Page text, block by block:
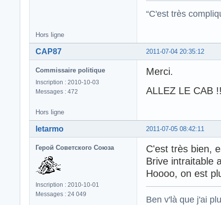
“C'est très
Hors ligne
2011-07-04 20:35:12
CAP87
Commissaire politique
Inscription : 2010-10-03
Messages : 472
Merci.
ALLEZ LE CAB
Hors ligne
2011-07-05 08:42:11
letarmo
Герой Советского Союза
Inscription : 2010-10-01
Messages : 24 049
C'est très bien,
Brive intraitable
Hoooo, on est
Ben v'là que j'ai